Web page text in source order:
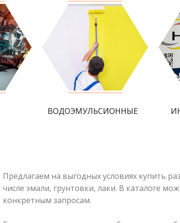
ВОДОЭМУЛЬСИОННЫЕ
Предлагаем на выгодных условиях купить
числе эмали, грунтовки, лаки. В каталоге
конкретным запросам.